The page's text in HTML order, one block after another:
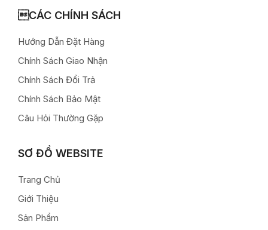
CÁC CHÍNH SÁCH
Hướng Dẫn Đặt Hàng
Chính Sách Giao Nhận
Chính Sách Đổi Trả
Chính Sách Bảo Mật
Câu Hỏi Thường Gặp
SƠ ĐỒ WEBSITE
Trang Chủ
Giới Thiệu
Sản Phẩm